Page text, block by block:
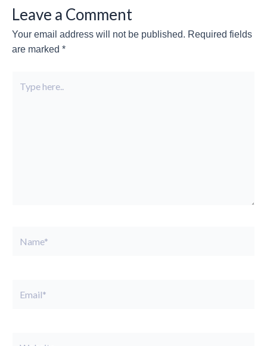
Leave a Comment
Your email address will not be published. Required fields
are marked *
here..